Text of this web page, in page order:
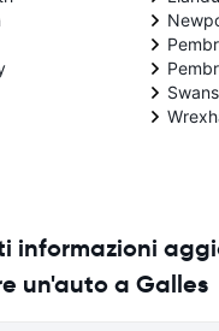
informazioni
un'auto a Galles